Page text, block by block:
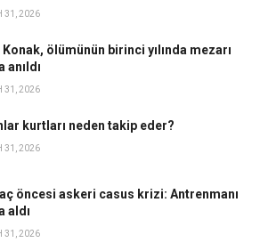
31, 2026
ölümünün birinci yılında mezarı
anıldı
31, 2026
kurtları neden takip eder?
31, 2026
öncesi askeri casus krizi: Antrenmanı
aldı
31, 2026